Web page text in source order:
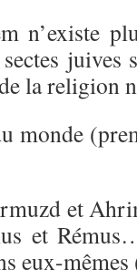
n’existe
juives
la religion
monde
et
et
eux-